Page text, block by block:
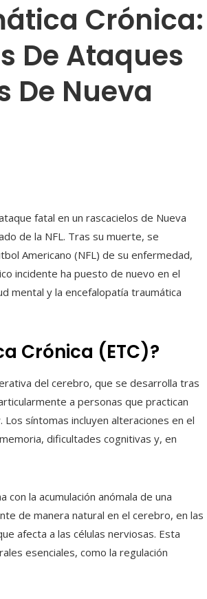
Crónica:
De Ataques
De Nueva
fatal en un rascacielos de Nueva
de la NFL. Tras su muerte, se
Americano (NFL) de su enfermedad,
incidente ha puesto de nuevo en el
mental y la encefalopatía traumática
Crónica (ETC)?
del cerebro, que se desarrolla tras
a personas que practican
síntomas incluyen alteraciones en el
dificultades cognitivas y, en
la acumulación anómala de una
de manera natural en el cerebro, en las
afecta a las células nerviosas. Esta
esenciales, como la regulación